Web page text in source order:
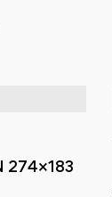
274×183